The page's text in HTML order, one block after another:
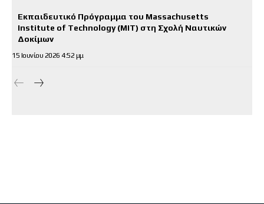
Εκπαιδευτικό Πρόγραμμα του Massachusetts
Institute of Technology (MIT) στη Σχολή Ναυτικών
Δοκίμων
15 Ιουνίου 2026 4:52 μμ